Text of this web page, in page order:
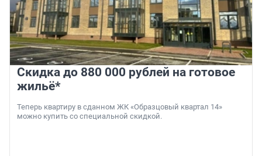
Скидка до 880 000 рублей на готовое
жильё*
Теперь квартиру в сданном ЖК «Образцовый квартал 14»
можно купить со специальной скидкой.